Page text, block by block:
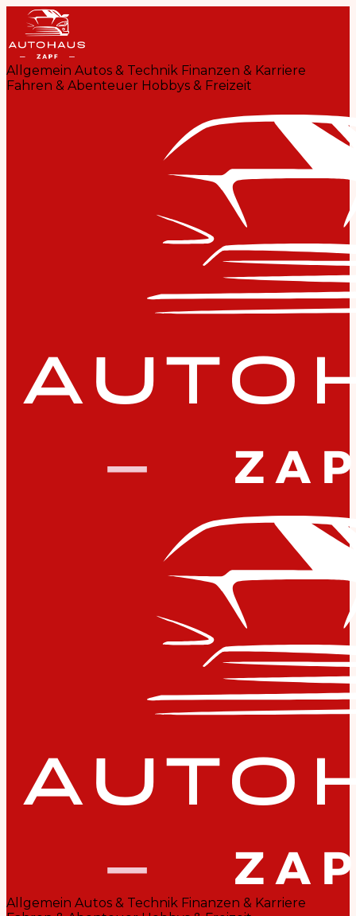
Allgemein Autos & Technik Finanzen & Karriere
Fahren & Abenteuer Hobbys & Freizeit
Allgemein Autos & Technik Finanzen & Karriere